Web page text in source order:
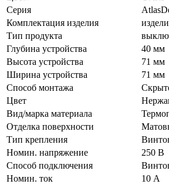
Серия
Комплектация изделия
Тип продукта
Глубина устройства
40 мм
Высота устройства
71 мм
Ширина устройства
71 мм
Способ монтажа
Цвет
Вид/марка материала
Отделка поверхности
Тип крепления
Номин. напряжение
250 В
Способ подключения
Номин. ток
10 А